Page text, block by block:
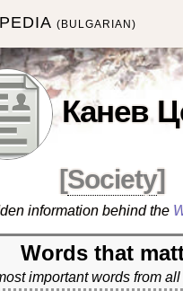
(BULGARIAN)
Канев
[Society]
information behind the
Words that
important words from